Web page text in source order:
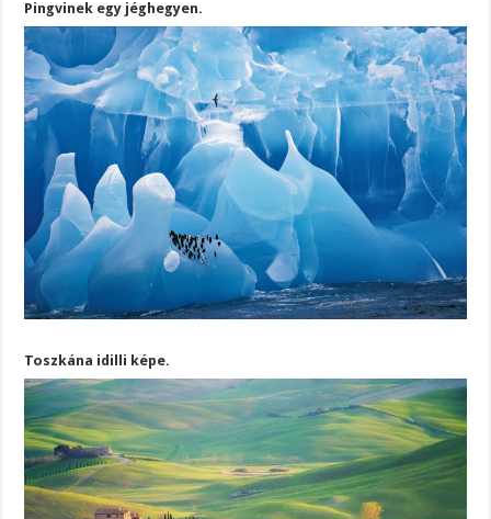
Pingvinek egy jéghegyen.
Toszkána idilli képe.